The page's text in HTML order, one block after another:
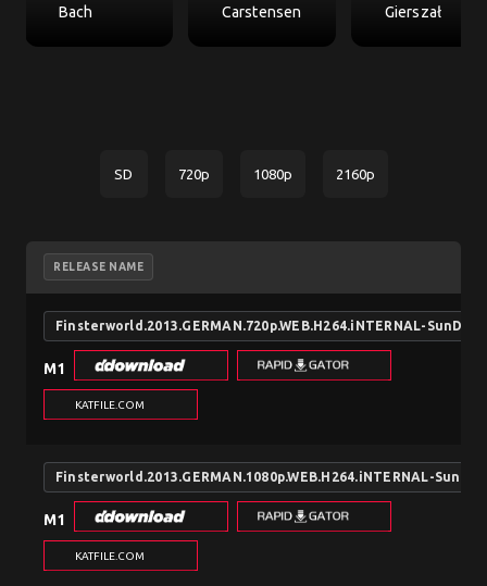
Bach
Carstensen
Gierszał
SD 720p 1080p 2160p
RELEASE NAME
Finsterworld.2013.GERMAN.720p.WEB.H264.iNTERNAL-SunDry
M1
KATFILE.COM
Finsterworld.2013.GERMAN.1080p.WEB.H264.iNTERNAL-SunDry
M1
KATFILE.COM